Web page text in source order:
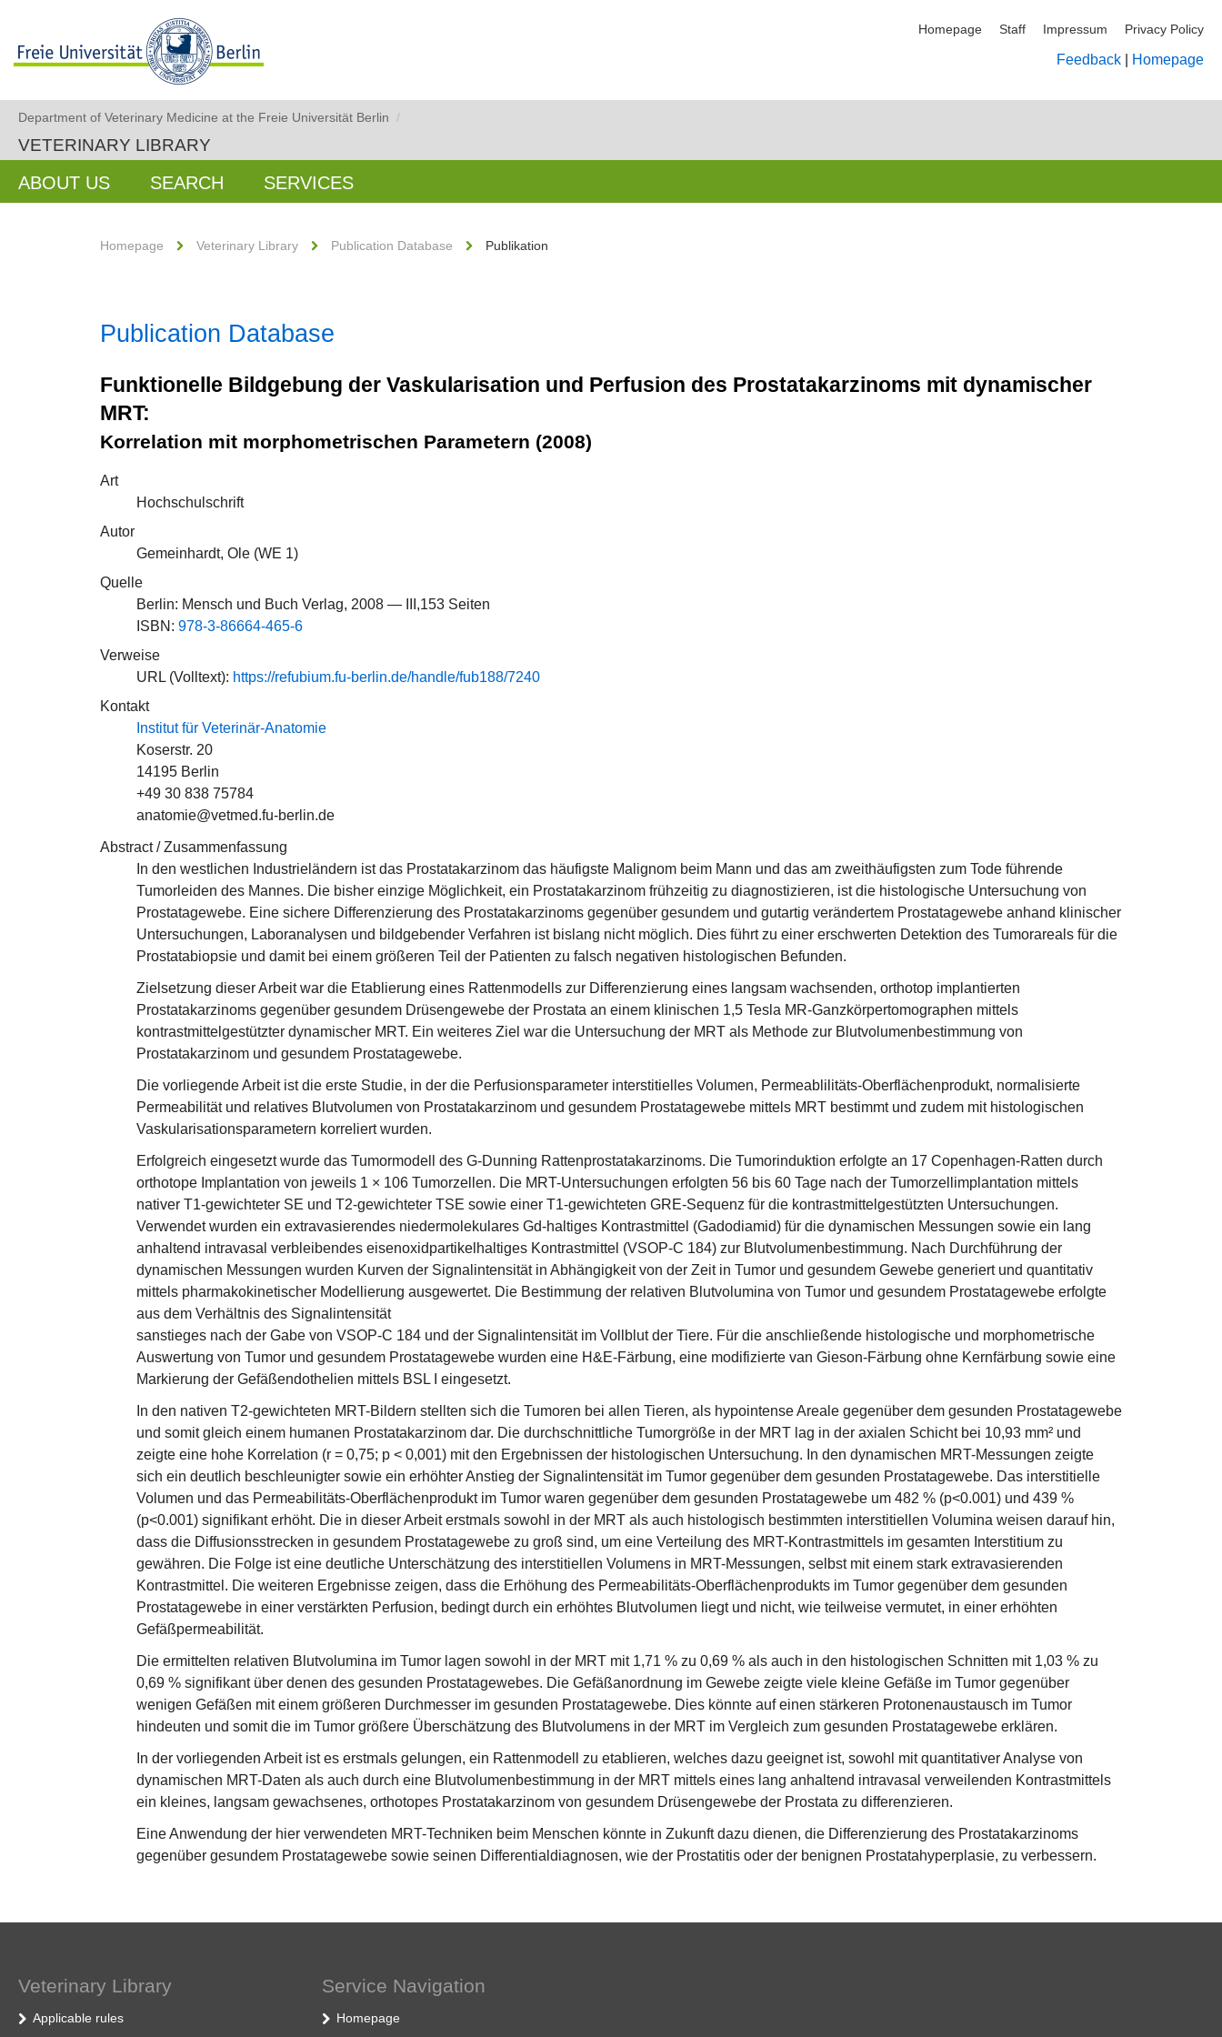
Homepage Staff Impressum Privacy Policy
Feedback Homepage
Department of Veterinary Medicine at the Freie Universität Berlin /
VETERINARY LIBRARY
ABOUT US SEARCH SERVICES
Homepage Veterinary Library Publication Database Publikation
Publication Database
Funktionelle Bildgebung der Vaskularisation und Perfusion des Prostatakarzinoms mit dynamischer
MRT:
Korrelation mit morphometrischen Parametern (2008)
Art
Hochschulschrift
Autor
Gemeinhardt, Ole (WE 1)
Quelle
Berlin: Mensch und Buch Verlag, 2008 — III,153 Seiten
ISBN: 978-3-86664-465-6
Verweise
URL (Volltext): https://refubium.fu-berlin.de/handle/fub188/7240
Kontakt
Institut für Veterinär-Anatomie
Koserstr. 20
14195 Berlin
+49 30 838 75784
anatomie@vetmed.fu-berlin.de
Abstract / Zusammenfassung
In den westlichen Industrieländern ist das Prostatakarzinom das häufigste Malignom beim Mann und das am zweithäufigsten zum Tode führende
Tumorleiden des Mannes. Die bisher einzige Möglichkeit, ein Prostatakarzinom frühzeitig zu diagnostizieren, ist die histologische Untersuchung von
Prostatagewebe. Eine sichere Differenzierung des Prostatakarzinoms gegenüber gesundem und gutartig verändertem Prostatagewebe anhand klinischer
Untersuchungen, Laboranalysen und bildgebender Verfahren ist bislang nicht möglich. Dies führt zu einer erschwerten Detektion des Tumorareals für die
Prostatabiopsie und damit bei einem größeren Teil der Patienten zu falsch negativen histologischen Befunden.
Zielsetzung dieser Arbeit war die Etablierung eines Rattenmodells zur Differenzierung eines langsam wachsenden, orthotop implantierten
Prostatakarzinoms gegenüber gesundem Drüsengewebe der Prostata an einem klinischen 1,5 Tesla MR-Ganzkörpertomographen mittels
kontrastmittelgestützter dynamischer MRT. Ein weiteres Ziel war die Untersuchung der MRT als Methode zur Blutvolumenbestimmung von
Prostatakarzinom und gesundem Prostatagewebe.
Die vorliegende Arbeit ist die erste Studie, in der die Perfusionsparameter interstitielles Volumen, Permeablilitäts-Oberflächenprodukt, normalisierte
Permeabilität und relatives Blutvolumen von Prostatakarzinom und gesundem Prostatagewebe mittels MRT bestimmt und zudem mit histologischen
Vaskularisationsparametern korreliert wurden.
Erfolgreich eingesetzt wurde das Tumormodell des G-Dunning Rattenprostatakarzinoms. Die Tumorinduktion erfolgte an 17 Copenhagen-Ratten durch
orthotope Implantation von jeweils 1 × 106 Tumorzellen. Die MRT-Untersuchungen erfolgten 56 bis 60 Tage nach der Tumorzellimplantation mittels
nativer T1-gewichteter SE und T2-gewichteter TSE sowie einer T1-gewichteten GRE-Sequenz für die kontrastmittelgestützten Untersuchungen.
Verwendet wurden ein extravasierendes niedermolekulares Gd-haltiges Kontrastmittel (Gadodiamid) für die dynamischen Messungen sowie ein lang
anhaltend intravasal verbleibendes eisenoxidpartikelhaltiges Kontrastmittel (VSOP-C 184) zur Blutvolumenbestimmung. Nach Durchführung der
dynamischen Messungen wurden Kurven der Signalintensität in Abhängigkeit von der Zeit in Tumor und gesundem Gewebe generiert und quantitativ
mittels pharmakokinetischer Modellierung ausgewertet. Die Bestimmung der relativen Blutvolumina von Tumor und gesundem Prostatagewebe erfolgte
aus dem Verhältnis des Signalintensität
sanstieges nach der Gabe von VSOP-C 184 und der Signalintensität im Vollblut der Tiere. Für die anschließende histologische und morphometrische
Auswertung von Tumor und gesundem Prostatagewebe wurden eine H&E-Färbung, eine modifizierte van Gieson-Färbung ohne Kernfärbung sowie eine
Markierung der Gefäßendothelien mittels BSL I eingesetzt.
In den nativen T2-gewichteten MRT-Bildern stellten sich die Tumoren bei allen Tieren, als hypointense Areale gegenüber dem gesunden Prostatagewebe
und somit gleich einem humanen Prostatakarzinom dar. Die durchschnittliche Tumorgröße in der MRT lag in der axialen Schicht bei 10,93 mm² und
zeigte eine hohe Korrelation (r = 0,75; p < 0,001) mit den Ergebnissen der histologischen Untersuchung. In den dynamischen MRT-Messungen zeigte
sich ein deutlich beschleunigter sowie ein erhöhter Anstieg der Signalintensität im Tumor gegenüber dem gesunden Prostatagewebe. Das interstitielle
Volumen und das Permeabilitäts-Oberflächenprodukt im Tumor waren gegenüber dem gesunden Prostatagewebe um 482 % (p<0.001) und 439 %
(p<0.001) signifikant erhöht. Die in dieser Arbeit erstmals sowohl in der MRT als auch histologisch bestimmten interstitiellen Volumina weisen darauf hin,
dass die Diffusionsstrecken in gesundem Prostatagewebe zu groß sind, um eine Verteilung des MRT-Kontrastmittels im gesamten Interstitium zu
gewähren. Die Folge ist eine deutliche Unterschätzung des interstitiellen Volumens in MRT-Messungen, selbst mit einem stark extravasierenden
Kontrastmittel. Die weiteren Ergebnisse zeigen, dass die Erhöhung des Permeabilitäts-Oberflächenprodukts im Tumor gegenüber dem gesunden
Prostatagewebe in einer verstärkten Perfusion, bedingt durch ein erhöhtes Blutvolumen liegt und nicht, wie teilweise vermutet, in einer erhöhten
Gefäßpermeabilität.
Die ermittelten relativen Blutvolumina im Tumor lagen sowohl in der MRT mit 1,71 % zu 0,69 % als auch in den histologischen Schnitten mit 1,03 % zu
0,69 % signifikant über denen des gesunden Prostatagewebes. Die Gefäßanordnung im Gewebe zeigte viele kleine Gefäße im Tumor gegenüber
wenigen Gefäßen mit einem größeren Durchmesser im gesunden Prostatagewebe. Dies könnte auf einen stärkeren Protonenaustausch im Tumor
hindeuten und somit die im Tumor größere Überschätzung des Blutvolumens in der MRT im Vergleich zum gesunden Prostatagewebe erklären.
In der vorliegenden Arbeit ist es erstmals gelungen, ein Rattenmodell zu etablieren, welches dazu geeignet ist, sowohl mit quantitativer Analyse von
dynamischen MRT-Daten als auch durch eine Blutvolumenbestimmung in der MRT mittels eines lang anhaltend intravasal verweilenden Kontrastmittels
ein kleines, langsam gewachsenes, orthotopes Prostatakarzinom von gesundem Drüsengewebe der Prostata zu differenzieren.
Eine Anwendung der hier verwendeten MRT-Techniken beim Menschen könnte in Zukunft dazu dienen, die Differenzierung des Prostatakarzinoms
gegenüber gesundem Prostatagewebe sowie seinen Differentialdiagnosen, wie der Prostatitis oder der benignen Prostatahyperplasie, zu verbessern.
Veterinary Library
Applicable rules
Service Navigation
Homepage